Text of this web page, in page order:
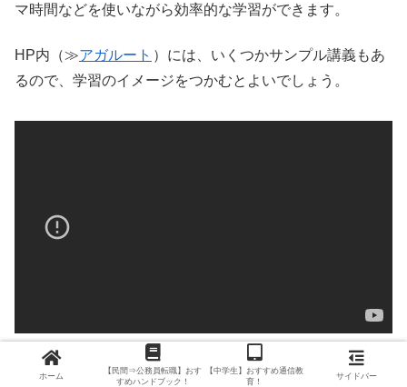
マ時間などを使いながら効率的な学習ができます。
HP内（≫アガルート ）には、いくつかサンプル講義もあ
るので、学習のイメージをつかむとよいでしょう。
また、定期カウンセリング（有料オプション）などのサポ
ホーム
【民間⇒公務員転職】おす
すめハンドブック！
【中学生】おすすめ通信教
育！
サイドバー